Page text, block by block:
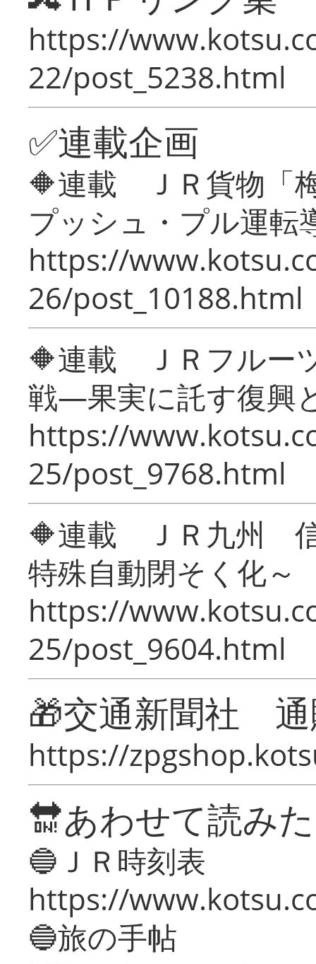
https://
22/post_5238.html
✅連載企画
🔶連載 ＪＲ貨物「
プッシュ・プル運転
https://
26/post_10188.html
🔶連載 ＪＲフルー
戦―果実に託す復興
https://
25/post_9768.html
🔶連載 ＪＲ九州 信
特殊自動閉そく化～
https://
25/post_9604.html
🎁交通新聞社
https://
🔛あわせて読み
🔵ＪＲ時刻表
https://
🔵旅の手帖